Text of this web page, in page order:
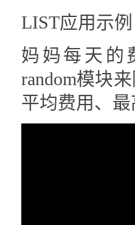
LIST应用示例
妈妈每天的
random模块
平均费用、